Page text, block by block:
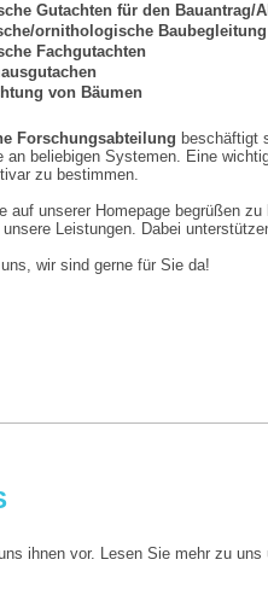
Gutachten für den Bauantrag/
ornithologische Baubegleitung
Fachgutachten
von Bäumen
Forschungsabteilung beschäftigt
an beliebigen Systemen. Eine
zu bestimmen.
auf unserer Homepage begrüßen
unsere Leistungen. Dabei
wir sind gerne für Sie da!
ihnen vor. Lesen Sie mehr zu